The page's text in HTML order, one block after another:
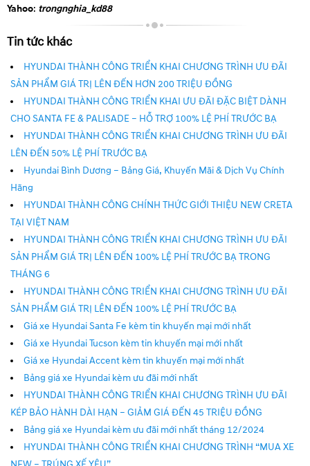
Yahoo: trongnghia_kd88
Tin tức khác
HYUNDAI THÀNH CÔNG TRIỂN KHAI CHƯƠNG TRÌNH ƯU ĐÃI
SẢN PHẨM GIÁ TRỊ LÊN ĐẾN HƠN 200 TRIỆU ĐỒNG
HYUNDAI THÀNH CÔNG TRIỂN KHAI ƯU ĐÃI ĐẶC BIỆT DÀNH
CHO SANTA FE & PALISADE – HỖ TRỢ 100% LỆ PHÍ TRƯỚC BẠ
HYUNDAI THÀNH CÔNG TRIỂN KHAI CHƯƠNG TRÌNH ƯU ĐÃI
LÊN ĐẾN 50% LỆ PHÍ TRƯỚC BẠ
Hyundai Bình Dương – Bảng Giá, Khuyến Mãi & Dịch Vụ Chính
Hãng
HYUNDAI THÀNH CÔNG CHÍNH THỨC GIỚI THIỆU NEW CRETA
TẠI VIỆT NAM
HYUNDAI THÀNH CÔNG TRIỂN KHAI CHƯƠNG TRÌNH ƯU ĐÃI
SẢN PHẨM GIÁ TRỊ LÊN ĐẾN 100% LỆ PHÍ TRƯỚC BẠ TRONG
THÁNG 6
HYUNDAI THÀNH CÔNG TRIỂN KHAI CHƯƠNG TRÌNH ƯU ĐÃI
SẢN PHẨM GIÁ TRỊ LÊN ĐẾN 100% LỆ PHÍ TRƯỚC BẠ
Giá xe Hyundai Santa Fe kèm tin khuyến mại mới nhất
Giá xe Hyundai Tucson kèm tin khuyến mại mới nhất
Giá xe Hyundai Accent kèm tin khuyến mại mới nhất
Bảng giá xe Hyundai kèm ưu đãi mới nhất
HYUNDAI THÀNH CÔNG TRIỂN KHAI CHƯƠNG TRÌNH ƯU ĐÃI
KÉP BẢO HÀNH DÀI HẠN – GIẢM GIÁ ĐẾN 45 TRIỆU ĐỒNG
Bảng giá xe Hyundai kèm ưu đãi mới nhất tháng 12/2024
HYUNDAI THÀNH CÔNG TRIỂN KHAI CHƯƠNG TRÌNH “MUA XE